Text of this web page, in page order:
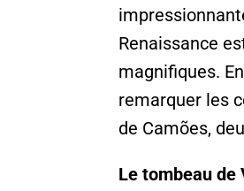
Renaissance
magnifiques.
remarquer les
de Camões,
Le tombeau de